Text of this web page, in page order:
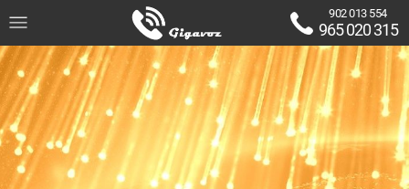
902 013 554
965 020 315